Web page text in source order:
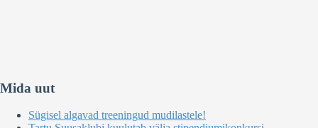
Mida uut
Sügisel algavad treeningud mudilastele!